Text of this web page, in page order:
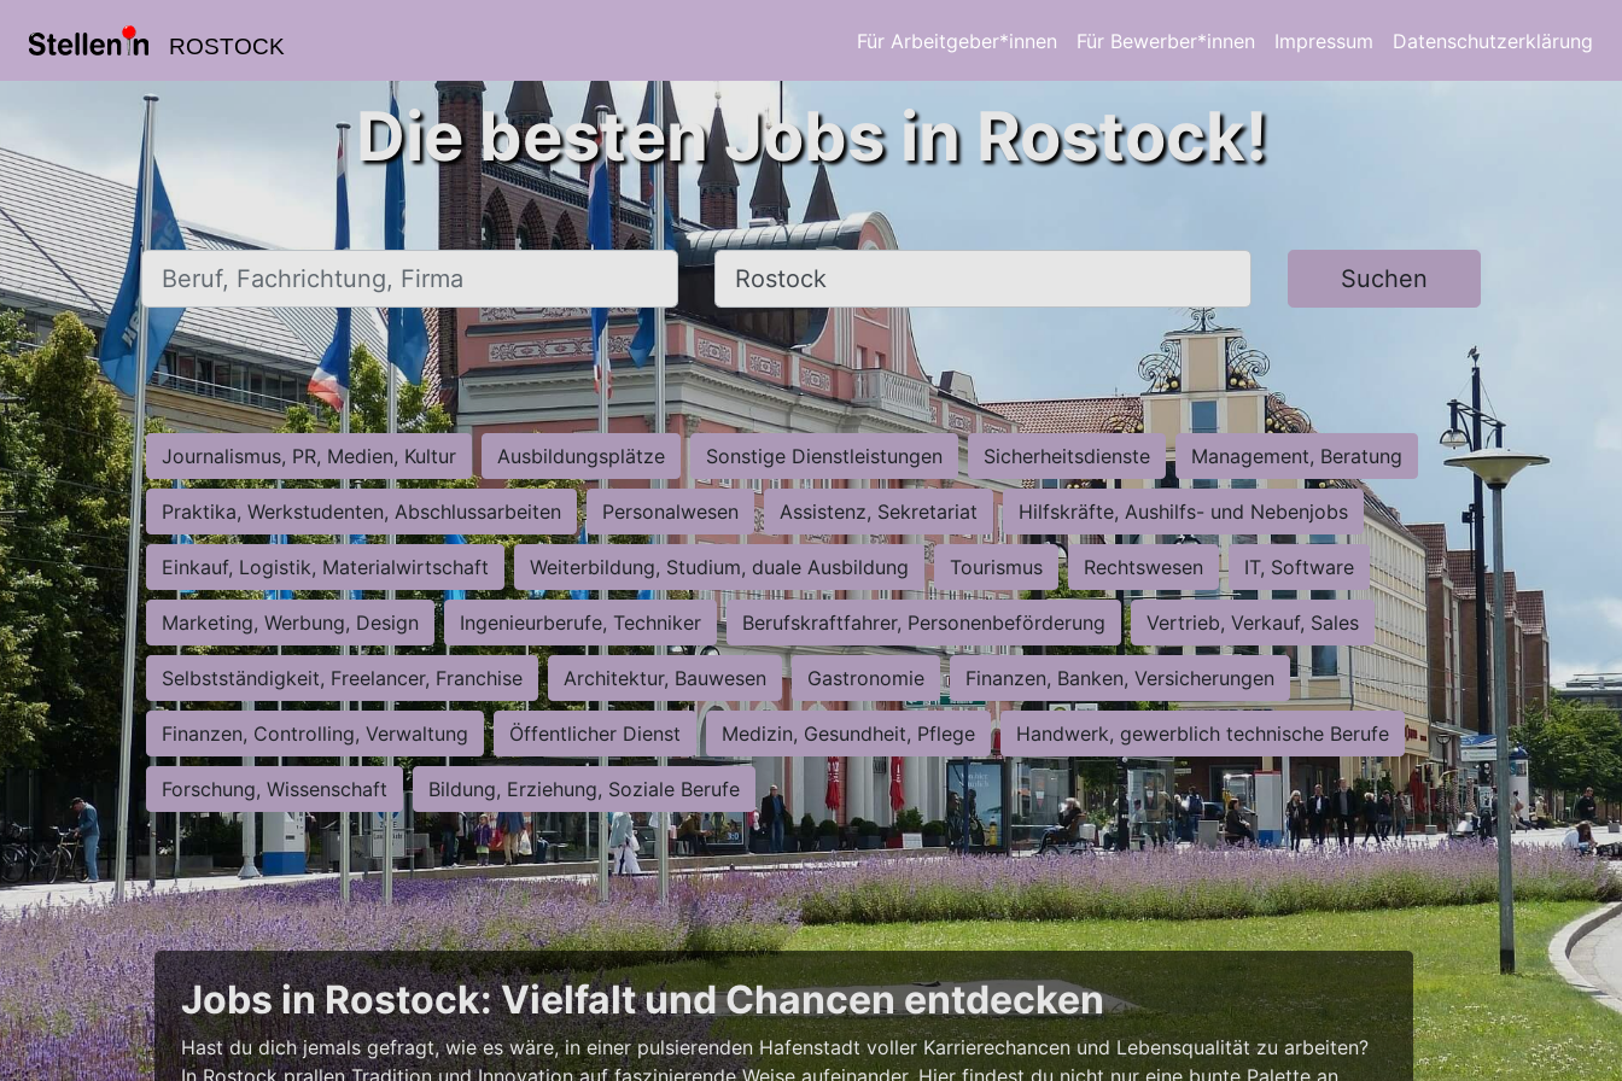
ROSTOCK Für Arbeitgeber*innen Für Bewerber*innen Impressum Datenschutzerklärung
Die besten Jobs in Rostock!
Beruf, Fachrichtung, Firma Ort, Stadt Suchen
Journalismus, PR, Medien, Kultur Ausbildungsplätze Sonstige Dienstleistungen Sicherheitsdienste Management, Beratung
Praktika, Werkstudenten, Abschlussarbeiten Personalwesen Assistenz, Sekretariat Hilfskräfte, Aushilfs- und Nebenjobs
Einkauf, Logistik, Materialwirtschaft Weiterbildung, Studium, duale Ausbildung Tourismus Rechtswesen IT, Software
Marketing, Werbung, Design Ingenieurberufe, Techniker Berufskraftfahrer, Personenbeförderung Vertrieb, Verkauf, Sales
Selbstständigkeit, Freelancer, Franchise Architektur, Bauwesen Gastronomie Finanzen, Banken, Versicherungen
Finanzen, Controlling, Verwaltung Öffentlicher Dienst Medizin, Gesundheit, Pflege Handwerk, gewerblich technische Berufe
Forschung, Wissenschaft Bildung, Erziehung, Soziale Berufe
Jobs in Rostock: Vielfalt und Chancen entdecken
Hast du dich jemals gefragt, wie es wäre, in einer pulsierenden Hafenstadt voller Karrierechancen und Lebensqualität zu arbeiten?